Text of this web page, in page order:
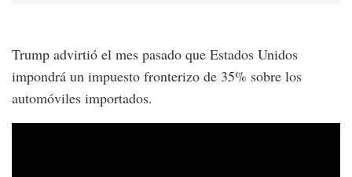
Trump advirtió el mes pasado que Estados Unidos
impondrá un impuesto fronterizo de 35% sobre los
automóviles importados.